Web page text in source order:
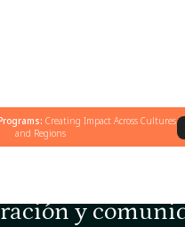
Creating Impact Across Cultures
and Regions
en la
y